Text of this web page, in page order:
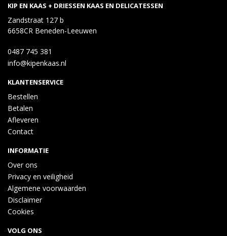
KIP EN KAAS + DRIESSEN KAAS EN DELICATESSEN
Zandstraat 127 b
6658CR Beneden-Leeuwen
0487 745 381
info@kipenkaas.nl
KLANTENSERVICE
Bestellen
Betalen
Afleveren
Contact
INFORMATIE
Over ons
Privacy en veiligheid
Algemene voorwaarden
Disclaimer
Cookies
VOLG ONS